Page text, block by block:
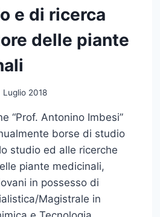
e di ricerca
delle piante
Luglio 2018
“Prof. Antonino Imbesi”
borse di studio
studio ed alle ricerche
piante medicinali,
in possesso di
Magistrale in